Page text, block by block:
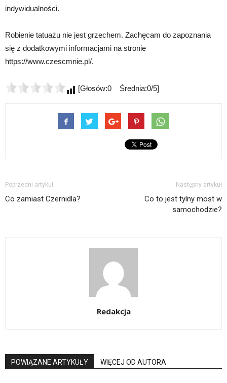
indywidualności.
Robienie tatuażu nie jest grzechem. Zachęcam do zapoznania
się z dodatkowymi informacjami na stronie
https://www.czescmnie.pl/.
[Głosów:0 Średnia:0/5]
Poprzedni artykuł
Co zamiast Czernidla?
Następny artykuł
Co to jest tylny most w
samochodzie?
Redakcja
POWIĄZANE ARTYKUŁY WIĘCEJ OD AUTORA